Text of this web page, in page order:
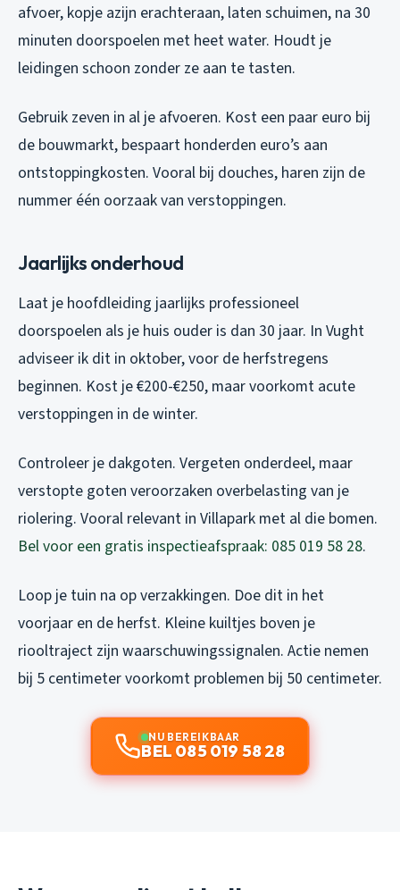
afvoer, kopje azijn erachteraan, laten schuimen, na 30
minuten doorspoelen met heet water. Houdt je
leidingen schoon zonder ze aan te tasten.
Gebruik zeven in al je afvoeren. Kost een paar euro bij
de bouwmarkt, bespaart honderden euro’s aan
ontstoppingkosten. Vooral bij douches, haren zijn de
nummer één oorzaak van verstoppingen.
Jaarlijks onderhoud
Laat je hoofdleiding jaarlijks professioneel
doorspoelen als je huis ouder is dan 30 jaar. In Vught
adviseer ik dit in oktober, voor de herfstregens
beginnen. Kost je €200-€250, maar voorkomt acute
verstoppingen in de winter.
Controleer je dakgoten. Vergeten onderdeel, maar
verstopte goten veroorzaken overbelasting van je
riolering. Vooral relevant in Villapark met al die bomen.
Bel voor een gratis inspectieafspraak: 085 019 58 28.
Loop je tuin na op verzakkingen. Doe dit in het
voorjaar en de herfst. Kleine kuiltjes boven je
riooltraject zijn waarschuwingssignalen. Actie nemen
bij 5 centimeter voorkomt problemen bij 50 centimeter.
NU BEREIKBAAR
BEL 085 019 58 28